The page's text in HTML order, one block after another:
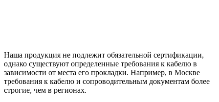
Наша продукция не подлежит обязательной сертификации,
однако существуют определенные требования к кабелю в
зависимости от места его прокладки. Например, в Москве
требования к кабелю и сопроводительным документам более
строгие, чем в регионах.